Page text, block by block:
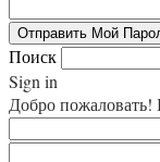
Поиск
Sign in
Добро пожаловать!